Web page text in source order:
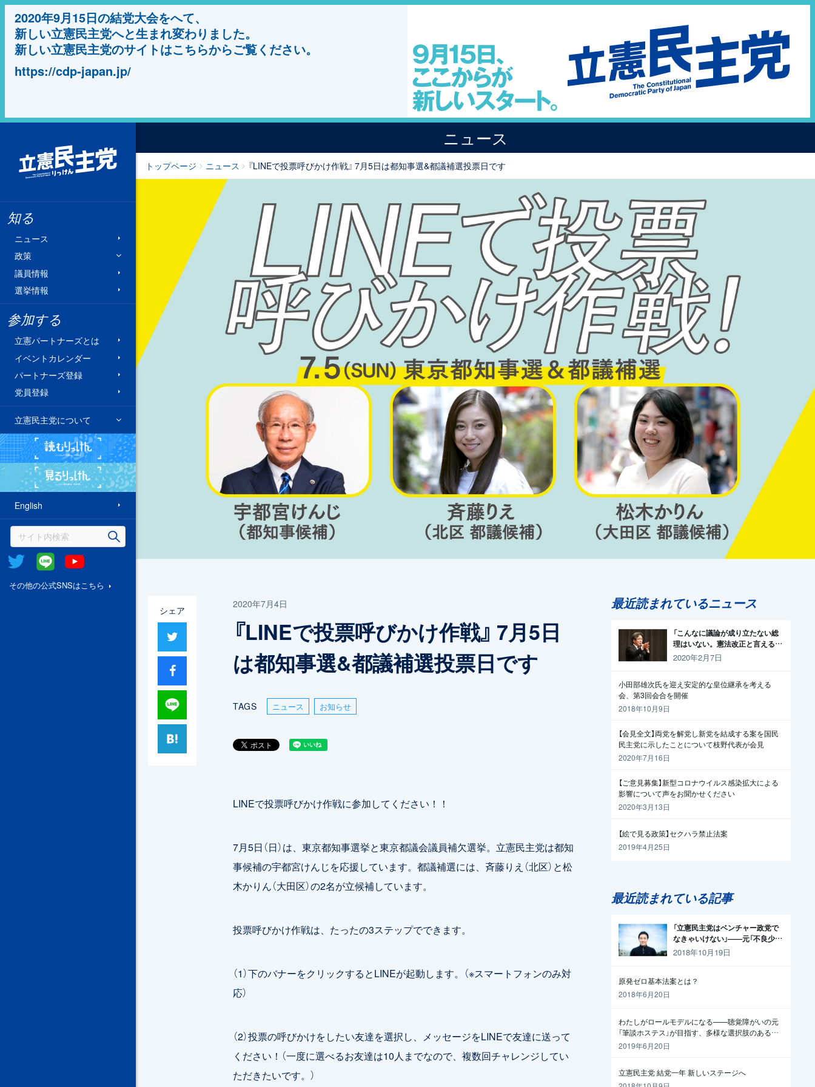
2020年9月15日の結党大会をへて、
新しい立憲民主党へと生まれ変わりました。
新しい立憲民主党のサイトはこちらからご覧ください。
https://cdp-japan.jp/
知る
ニュース
政策
議員情報
選挙情報
参加する
立憲パートナーズとは
イベントカレンダー
パートナーズ登録
党員登録
立憲民主党について
English
Twitter @Line
その他の公式SNSはこちら
ニュース
トップページ ニュース 『LINEで投票呼びかけ作戦』 7月5日は都知事選&都議補選投票日です
シェア
2020年7月4日
『LINEで投票呼びかけ作戦』 7月5日
は都知事選&都議補選投票日です
TAGS ニュース お知らせ
LINEで投票呼びかけ作戦に参加してください！！
7月5日（日）は、東京都知事選挙と東京都議会議員補欠選挙。立憲民主党は都知
事候補の宇都宮けんじを応援しています。都議補選には、斉藤りえ（北区）と松
木かりん（大田区）の2名が立候補しています。
投票呼びかけ作戦は、たったの3ステップでできます。
（1）下のバナーをクリックするとLINEが起動します。（※スマートフォンのみ対
応）
（2）投票の呼びかけをしたい友達を選択し、メッセージをLINEで友達に送って
ください！（一度に選べるお友達は10人までなので、複数回チャレンジしてい
ただきたいです。）
最近読まれているニュース
「こんなに議論が成り立たない総
理はいない。憲法改正と言える資
格がどこにある。市民と野党の力
で引きずり下ろそう」杉尾議員
2020年2月7日
小田部雄次氏を迎え安定的な皇位継承を考える
会、第3回会合を開催
2018年10月9日
【会見全文】両党を解党し新党を結成する案を国民
民主党に示したことについて枝野代表が会見
2020年7月16日
【ご意見募集】新型コロナウイルス感染拡大による
影響について声をお聞かせください
2020年3月13日
【絵で見る政策】セクハラ禁止法案
2019年4月25日
最近読まれている記事
「立憲民主党はベンチャー政党で
なきゃいけない」——元「不良少
年」の起業家が政治家になった理
2018年10月19日
原発ゼロ基本法案とは？
2018年6月20日
わたしがロールモデルになる——聴覚障がいの元
「筆談ホステス」が目指す、多様な選択肢のある社
会
2019年6月20日
立憲民主党 結党一年 新しいステージへ